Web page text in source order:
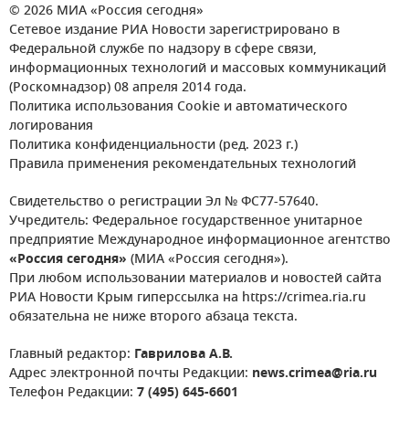
© 2026 МИА «Россия сегодня»
Сетевое издание РИА Новости зарегистрировано в
Федеральной службе по надзору в сфере связи,
информационных технологий и массовых коммуникаций
(Роскомнадзор) 08 апреля 2014 года.
Политика использования Cookie и автоматического
логирования
Политика конфиденциальности (ред. 2023 г.)
Правила применения рекомендательных технологий
Свидетельство о регистрации Эл № ФС77-57640.
Учредитель: Федеральное государственное унитарное
предприятие Международное информационное агентство
«Россия сегодня» (МИА «Россия сегодня»).
При любом использовании материалов и новостей сайта
РИА Новости Крым гиперссылка на https://crimea.ria.ru
обязательна не ниже второго абзаца текста.
Главный редактор: Гаврилова А.В.
Адрес электронной почты Редакции: news.crimea@ria.ru
Телефон Редакции: 7 (495) 645-6601